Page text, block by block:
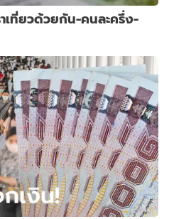
าเที่ยวด้วยกัน-คนละครึ่ง-